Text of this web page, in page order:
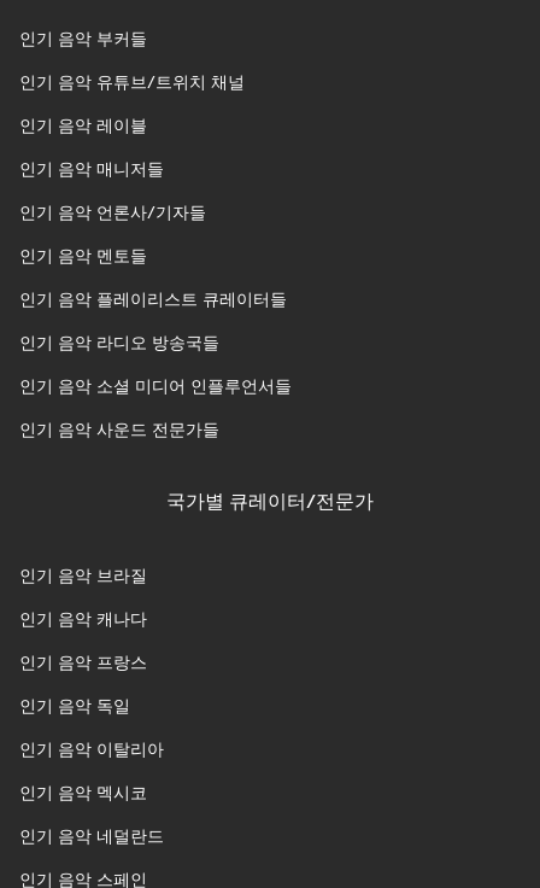
인기 음악 부커들
인기 음악 유튜브/트위치 채널
인기 음악 레이블
인기 음악 매니저들
인기 음악 언론사/기자들
인기 음악 멘토들
인기 음악 플레이리스트 큐레이터들
인기 음악 라디오 방송국들
인기 음악 소셜 미디어 인플루언서들
인기 음악 사운드 전문가들
국가별 큐레이터/전문가
인기 음악 브라질
인기 음악 캐나다
인기 음악 프랑스
인기 음악 독일
인기 음악 이탈리아
인기 음악 멕시코
인기 음악 네덜란드
인기 음악 스페인